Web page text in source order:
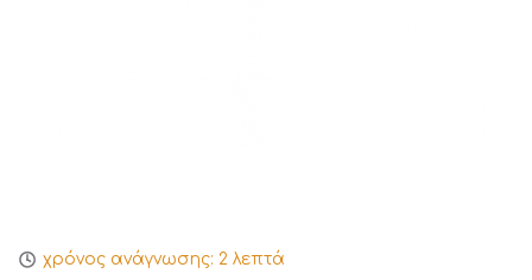
χρόνος ανάγνωσης: 2 λεπτά